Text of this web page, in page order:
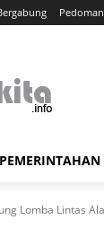
PEMERINTAHAN
Lomba Lintas